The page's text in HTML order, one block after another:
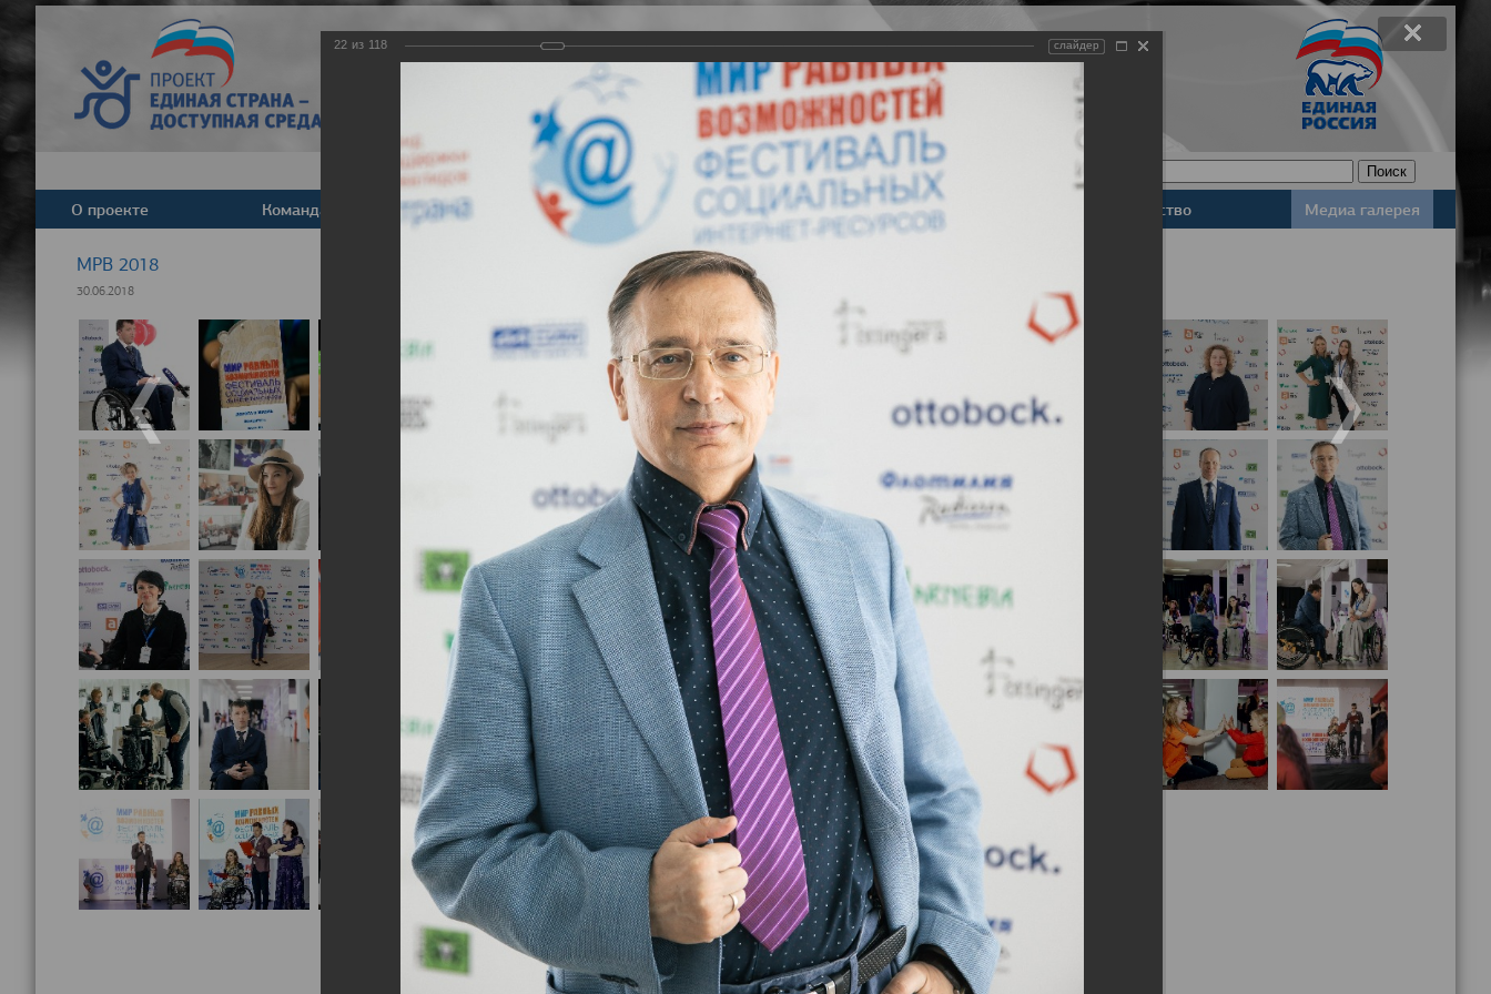
Задать вопрос
Версия для слабовидящих
О проекте Команда Новости Деятельность Базы данных Законодательство Медиа галерея
МРВ 2018
30.06.2018
Еще фотографии
22 из 118 слайдер